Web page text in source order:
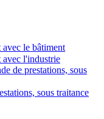
le bâtiment
l'industrie
de prestations, sous
sous traitance